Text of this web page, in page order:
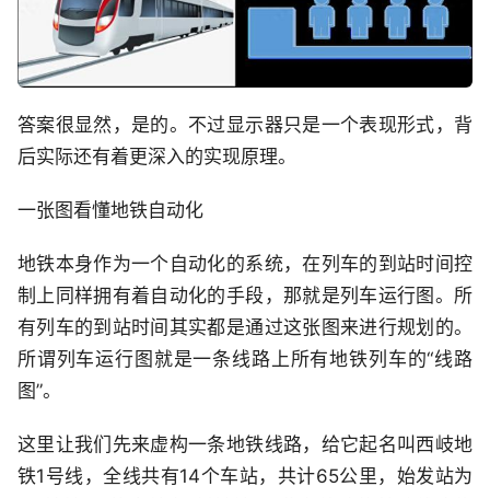
答案很显然，是的。不过显示器只是一个表现形式，背
后实际还有着更深入的实现原理。
一张图看懂地铁自动化
地铁本身作为一个自动化的系统，在列车的到站时间控
制上同样拥有着自动化的手段，那就是列车运行图。所
有列车的到站时间其实都是通过这张图来进行规划的。
所谓列车运行图就是一条线路上所有地铁列车的“线路
图”。
这里让我们先来虚构一条地铁线路，给它起名叫西岐地
铁1号线，全线共有14个车站，共计65公里，始发站为